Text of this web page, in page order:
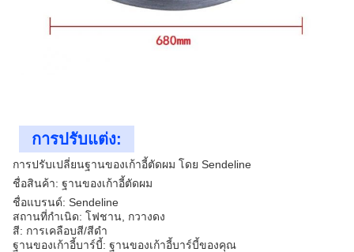
การปรับแต่ง:
การปรับเปลี่ยนฐานของเก้าอี้ตัดผม โดย Sendeline
ชื่อสินค้า: ฐานของเก้าอี้ตัดผม
ชื่อแบรนด์: Sendeline
สถานที่กําเนิด: โฟชาน, กวางดง
สี: การเคลือบสี/สีดํา
ฐานของเก้าอี้บาร์บี้: ฐานของเก้าอี้บาร์บี้ของคุณ